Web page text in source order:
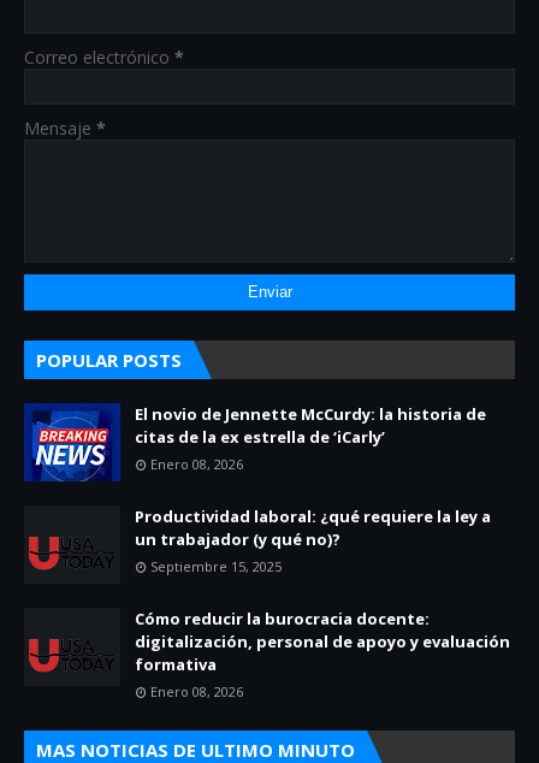
Correo electrónico *
Mensaje *
POPULAR POSTS
El novio de Jennette McCurdy: la historia de
citas de la ex estrella de ‘iCarly’
Enero 08, 2026
Productividad laboral: ¿qué requiere la ley a
un trabajador (y qué no)?
Septiembre 15, 2025
Cómo reducir la burocracia docente:
digitalización, personal de apoyo y evaluación
formativa
Enero 08, 2026
MAS NOTICIAS DE ULTIMO MINUTO